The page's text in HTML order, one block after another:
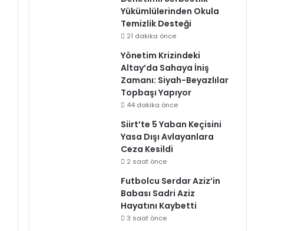
Yükümlülerinden Okula
Temizlik Desteği
21 dakika önce
Yönetim Krizindeki
Altay’da Sahaya İniş
Zamanı: Siyah-Beyazlılar
Topbaşı Yapıyor
44 dakika önce
Siirt’te 5 Yaban Keçisini
Yasa Dışı Avlayanlara
Ceza Kesildi
2 saat önce
Futbolcu Serdar Aziz’in
Babası Sadri Aziz
Hayatını Kaybetti
3 saat önce